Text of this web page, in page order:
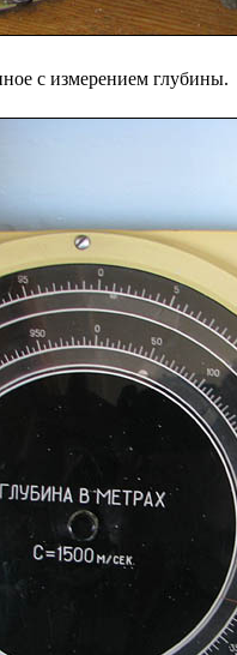
с измерением глубины.